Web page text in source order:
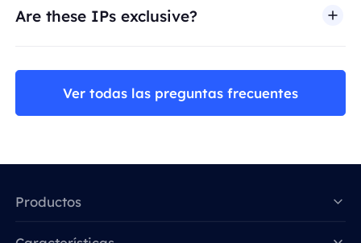
Are these IPs exclusive?
Ver todas las preguntas frecuentes
Productos